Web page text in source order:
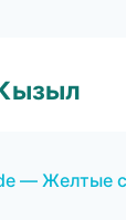
— Желтые